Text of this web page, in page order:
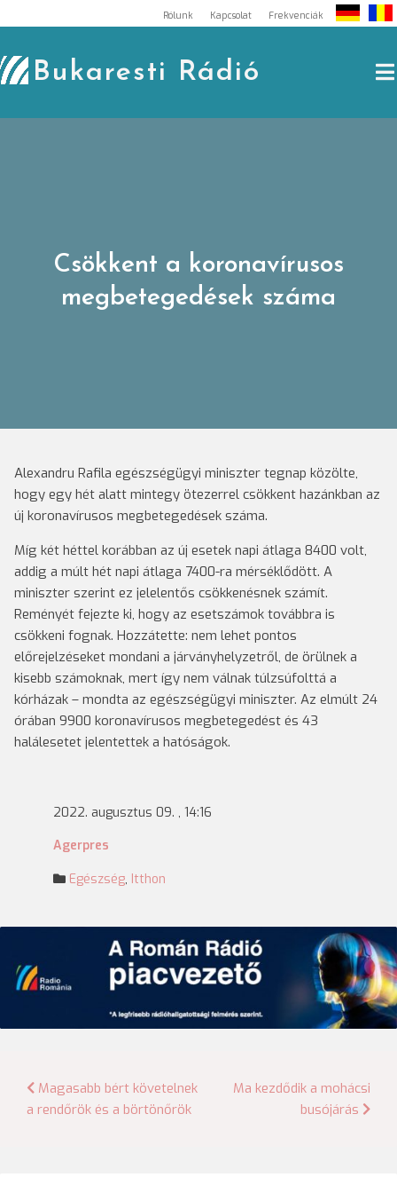
to
content
Rólunk Kapcsolat Frekvenciák
Bukaresti Rádió
Csökkent a koronavírusos
megbetegedések száma
Alexandru Rafila egészségügyi miniszter tegnap közölte,
hogy egy hét alatt mintegy ötezerrel csökkent hazánkban az
új koronavírusos megbetegedések száma.
Míg két héttel korábban az új esetek napi átlaga 8400 volt,
addig a múlt hét napi átlaga 7400-ra mérséklődött. A
miniszter szerint ez jelelentős csökkenésnek számít.
Reményét fejezte ki, hogy az esetszámok továbbra is
csökkeni fognak. Hozzátette: nem lehet pontos
előrejelzéseket mondani a járványhelyzetről, de örülnek a
kisebb számoknak, mert így nem válnak túlzsúfolttá a
kórházak – mondta az egészségügyi miniszter. Az elmúlt 24
órában 9900 koronavírusos megbetegedést és 43
halálesetet jelentettek a hatóságok.
2022. augusztus 09. , 14:16
Agerpres
Egészség, Itthon
Bejegyzés
Magasabb bért követelnek
a rendőrök és a börtönőrök
Ma kezdődik a mohácsi
busójárás